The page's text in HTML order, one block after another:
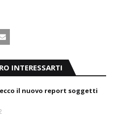
INTERESSARTI
il nuovo report soggetti